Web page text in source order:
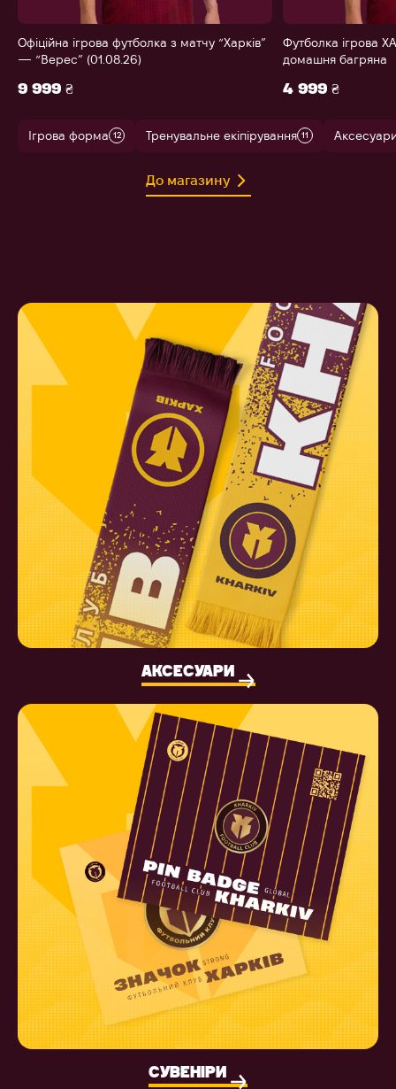
Офіційна ігрова футболка з матчу “Харків”
— “Верес” (01.08.26)
9 999 ₴
Футболка ігрова
домашня багряна
4 999 ₴
Ігрова форма 12 Тренувальне екіпірування 11
До магазину
АКСЕСУАРИ
СУВЕНІРИ